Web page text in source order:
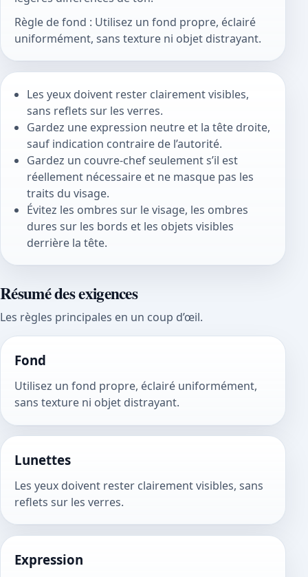
Règle de fond : Utilisez un fond propre, éclairé
uniformément, sans texture ni objet distrayant.
Les yeux doivent rester clairement visibles,
sans reflets sur les verres.
Gardez une expression neutre et la tête droite,
sauf indication contraire de l’autorité.
Gardez un couvre-chef seulement s’il est
réellement nécessaire et ne masque pas les
traits du visage.
Évitez les ombres sur le visage, les ombres
dures sur les bords et les objets visibles
derrière la tête.
Résumé des exigences
Les règles principales en un coup d’œil.
Fond
Utilisez un fond propre, éclairé uniformément,
sans texture ni objet distrayant.
Lunettes
Les yeux doivent rester clairement visibles, sans
reflets sur les verres.
Expression